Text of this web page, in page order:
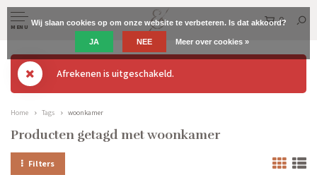
MENU
0
Afrekenen is uitgeschakeld.
Home Tags woonkamer
Producten getagd met woonkamer
Filters
Wij slaan cookies op om onze website te verbeteren. Is dat akkoord?
JA NEE Meer over cookies »